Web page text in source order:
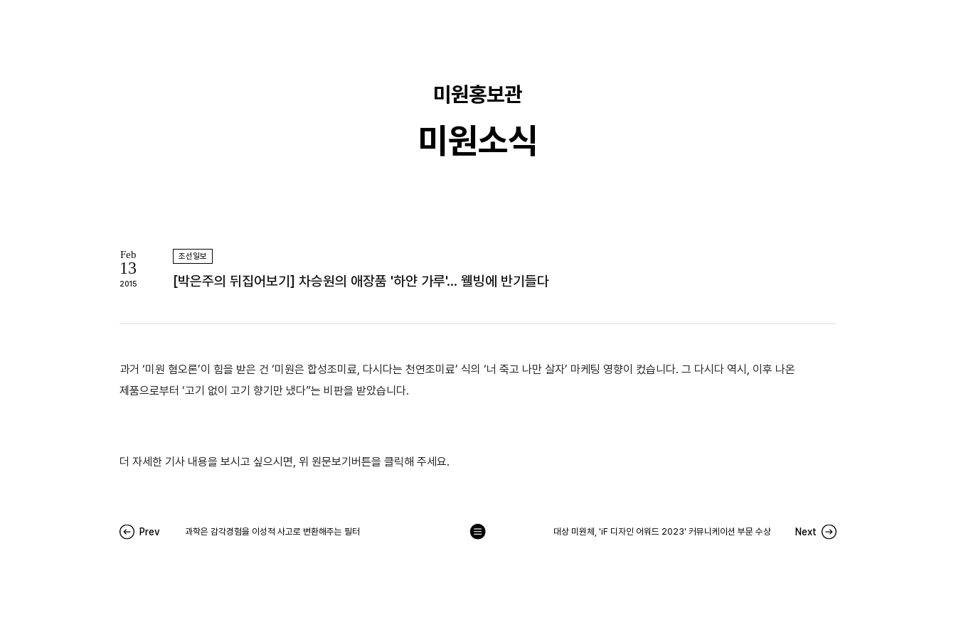
미원홍보관
미원소식
Feb
13
2015
조선일보
[박은주의 뒤집어보기] 차승원의 애장품 '하얀 가루'… 웰빙에 반기들다
과거 ‘미원 혐오론’이 힘을 받은 건 ‘미원은 합성조미료, 다시다는 천연조미료’ 식의 ‘너 죽고 나만 살자’ 마케팅 영향이 컸습니다. 그 다시다 역시, 이후 나온
제품으로부터 ‘고기 없이 고기 향기만 냈다”는 비판을 받았습니다.
더 자세한 기사 내용을 보시고 싶으시면, 위 원문보기버튼을 클릭해 주세요.
Prev 과학은 감각경험을 이성적 사고로 변환해주는 필터 대상 미원체, 'iF 디자인 어워드 2023' 커뮤니케이션 부문 수상 Next
목